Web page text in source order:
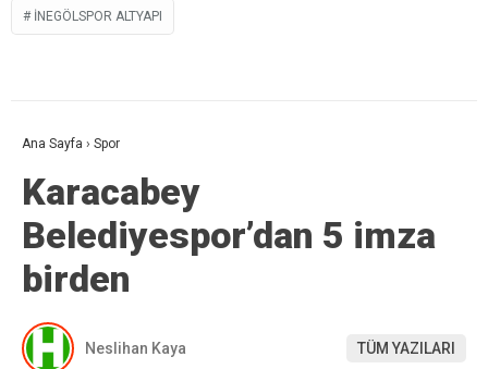
İNEGÖLSPOR ALTYAPI
Ana Sayfa › Spor
Karacabey
Belediyespor’dan 5 imza
birden
Neslihan Kaya TÜM YAZILARI